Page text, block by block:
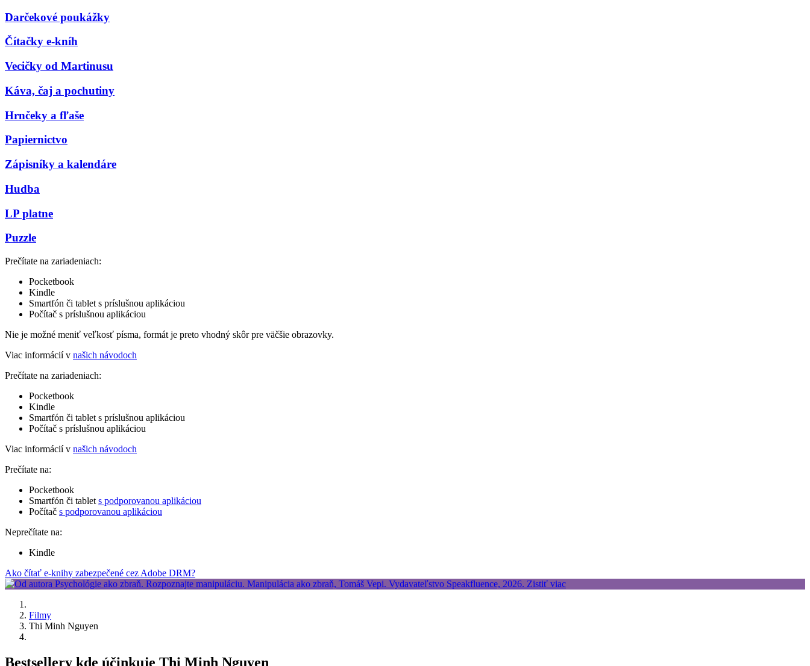
Darčekové poukážky
Čítačky e-kníh
Vecičky od Martinusu
Káva, čaj a pochutiny
Hrnčeky a fľaše
Papiernictvo
Zápisníky a kalendáre
Hudba
LP platne
Puzzle
Prečítate na zariadeniach:
Pocketbook
Kindle
Smartfón či tablet s príslušnou aplikáciou
Počítač s príslušnou aplikáciou
Nie je možné meniť veľkosť písma, formát je preto vhodný skôr pre väčšie obrazovky.
Viac informácií v našich návodoch
Prečítate na zariadeniach:
Pocketbook
Kindle
Smartfón či tablet s príslušnou aplikáciou
Počítač s príslušnou aplikáciou
Viac informácií v našich návodoch
Prečítate na:
Pocketbook
Smartfón či tablet s podporovanou aplikáciou
Počítač s podporovanou aplikáciou
Neprečítate na:
Kindle
Ako čítať e-knihy zabezpečené cez Adobe DRM?
Filmy
Thi Minh Nguyen
Bestsellery kde účinkuje Thi Minh Nguyen